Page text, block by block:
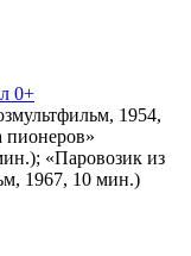
0+
1954,
«Паровозик из
1967, 10 мин.)